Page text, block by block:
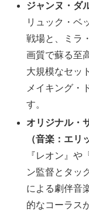
ジャンヌ・ダ
リュック・ベ
戦場と、ミラ
画質で蘇る至
大規模なセッ
メイキング・
す。
オリジナル・
（音楽：エリ
『レオン』や
ン監督とタッ
による劇伴音
的なコーラス